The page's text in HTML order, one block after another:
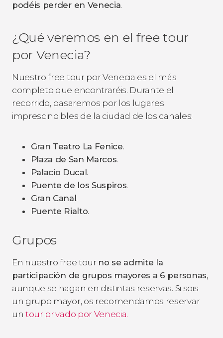
podéis perder en Venecia.
¿Qué veremos en el free tour
por Venecia?
Nuestro free tour por Venecia es el más
completo que encontraréis. Durante el
recorrido, pasaremos por los lugares
imprescindibles de la ciudad de los canales:
Gran Teatro La Fenice.
Plaza de San Marcos.
Palacio Ducal.
Puente de los Suspiros.
Gran Canal.
Puente Rialto.
Grupos
En nuestro free tour no se admite la
participación de grupos mayores a 6 personas,
aunque se hagan en distintas reservas. Si sois
un grupo mayor, os recomendamos reservar
untour privado por Venecia.